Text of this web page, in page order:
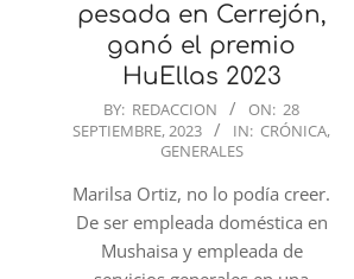
pesada en Cerrejón,
ganó el premio
HuEllas 2023
2023-
09-
BY: REDACCION ON: 28
SEPTIEMBRE, 2023
IN: CRÓNICA,
GENERALES
Marilsa Ortiz, no lo podía creer.
De ser empleada doméstica en
Mushaisa y empleada de